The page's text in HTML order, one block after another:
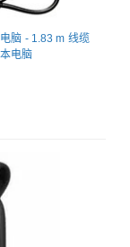
脑 - 1.83 m 线缆
电脑